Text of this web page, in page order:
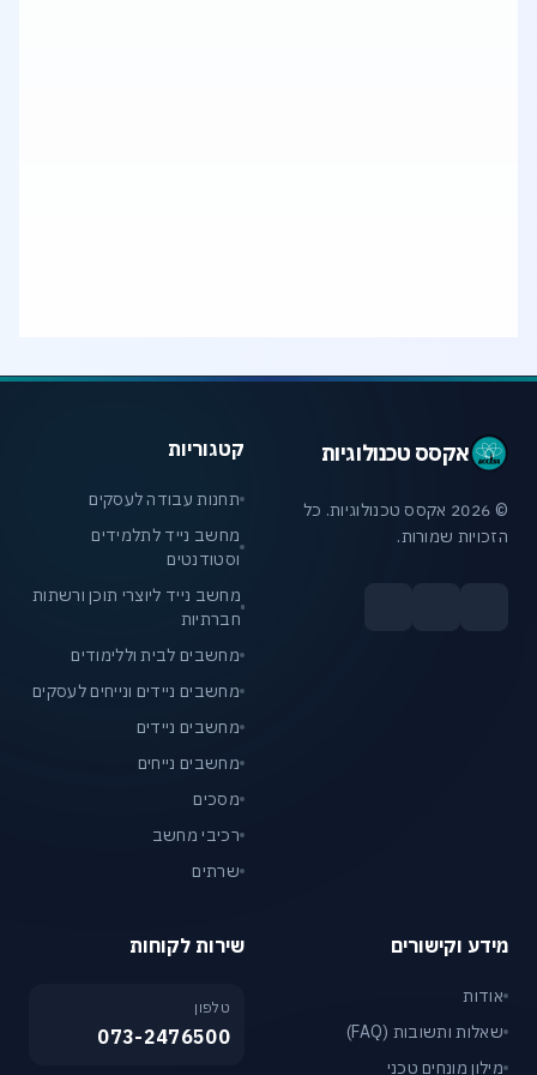
אקסס טכנולוגיות
© 2026 אקסס טכנולוגיות. כל
הזכויות שמורות.
קטגוריות
תחנות עבודה לעסקים
מחשב נייד לתלמידים
וסטודנטים
מחשב נייד ליוצרי תוכן ורשתות
חברתיות
מחשבים לבית וללימודים
מחשבים ניידים ונייחים לעסקים
מחשבים ניידים
מחשבים נייחים
מסכים
רכיבי מחשב
שרתים
מידע וקישורים
אודות
שאלות ותשובות (FAQ)
מילון מונחים טכני
שירות לקוחות
טלפון
073-2476500